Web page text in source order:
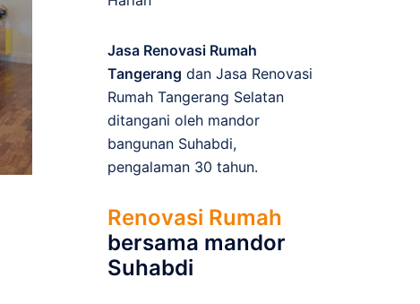
Jasa Renovasi Rumah
Tangerang dan Jasa Renovasi
Rumah Tangerang Selatan
ditangani oleh mandor
bangunan Suhabdi,
pengalaman 30 tahun.
Renovasi Rumah
bersama mandor
Suhabdi